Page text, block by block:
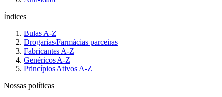
Índices
Bulas A-Z
Drogarias/Farmácias parceiras
Fabricantes A-Z
Genéricos A-Z
Princípios Ativos A-Z
Nossas políticas